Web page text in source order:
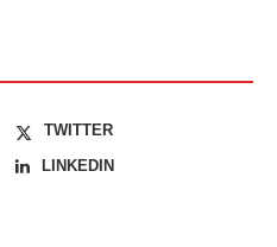
TWITTER
LINKEDIN